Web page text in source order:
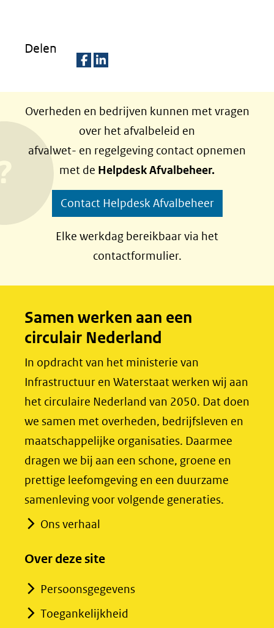
een
andere
Delen
l
e
n
o
p
F
b
o
k
(opent
nieuw
naar
een
andere
website)
l
e
n
o
p
L
e
I
n
(opent
nieuw
naar
een
andere
website)
Overheden en bedrijven kunnen met vragen
over het afvalbeleid en
afvalwet- en regelgeving contact opnemen
met de Helpdesk Afvalbeheer.
Contact Helpdesk Afvalbeheer
Elke werkdag bereikbaar via het
contactformulier.
Samen werken aan een
circulair Nederland
In opdracht van het ministerie van
Infrastructuur en Waterstaat werken wij aan
het circulaire Nederland van 2050. Dat doen
we samen met overheden, bedrijfsleven en
maatschappelijke organisaties. Daarmee
dragen we bij aan een schone, groene en
prettige leefomgeving en een duurzame
samenleving voor volgende generaties.
Ons verhaal
Over deze site
Persoonsgegevens
Toegankelijkheid